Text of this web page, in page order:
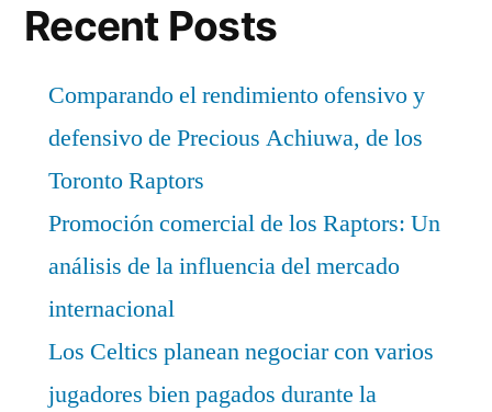
Recent Posts
Comparando el rendimiento ofensivo y
defensivo de Precious Achiuwa, de los
Toronto Raptors
Promoción comercial de los Raptors: Un
análisis de la influencia del mercado
internacional
Los Celtics planean negociar con varios
jugadores bien pagados durante la